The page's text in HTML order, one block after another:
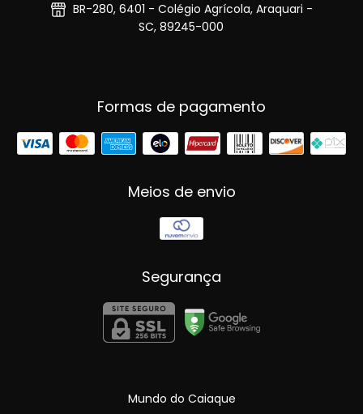
BR-280, 6401 - Colégio Agrícola, Araquari -
SC, 89245-000
Formas de pagamento
Meios de envio
Segurança
Mundo do Caiaque